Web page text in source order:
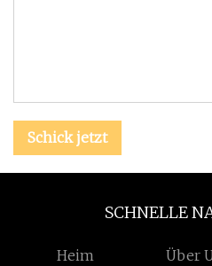
Schick jetzt
SCHNELLE
Heim Über